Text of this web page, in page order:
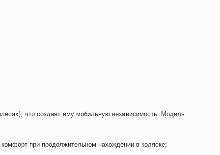
что создает ему мобильную независимость. Модель
при продолжительном нахождении в коляске;